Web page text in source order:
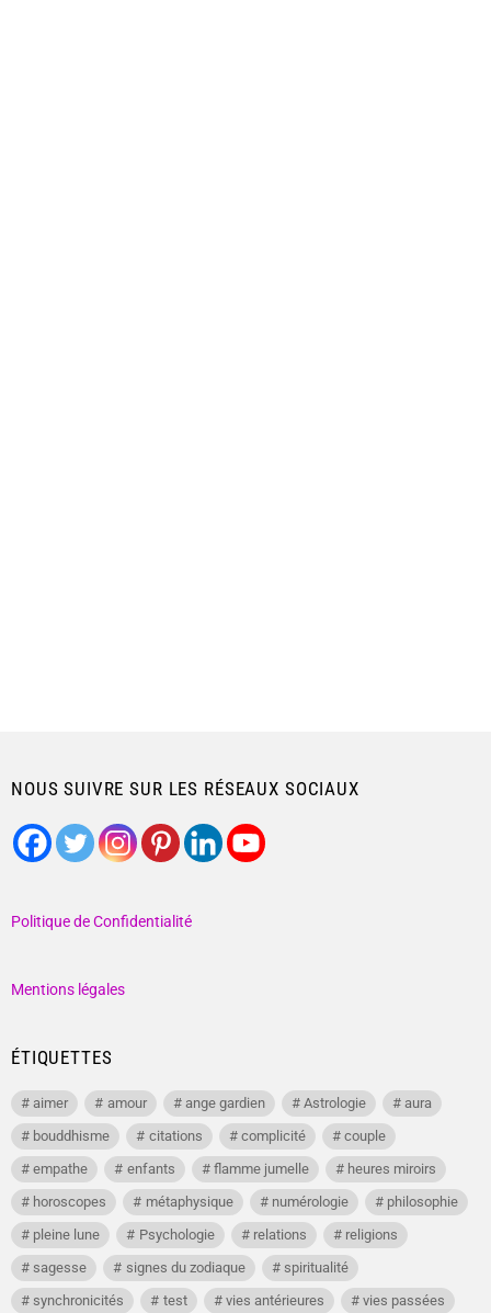
NOUS SUIVRE SUR LES RÉSEAUX SOCIAUX
Politique de Confidentialité
Mentions légales
ÉTIQUETTES
aimer amour ange gardien Astrologie
aura
bouddhisme
citations complicité
couple
empathe
enfants flamme jumelle
heures miroirs
horoscopes
métaphysique numérologie
philosophie
pleine lune
Psychologie relations
religions
sagesse
signes du zodiaque
spiritualité
synchronicités
test vies antérieures vies passées